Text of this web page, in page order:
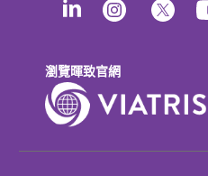
瀏覽暉致官網